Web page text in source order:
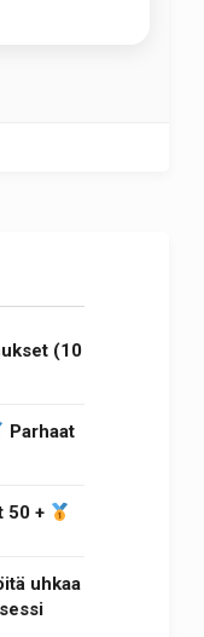
(10
Parhaat
50 +
uhkaa